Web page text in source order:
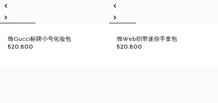
饰Gucci标牌小号化妆包
₺20.800
饰Web织带迷你手拿包
₺20.800